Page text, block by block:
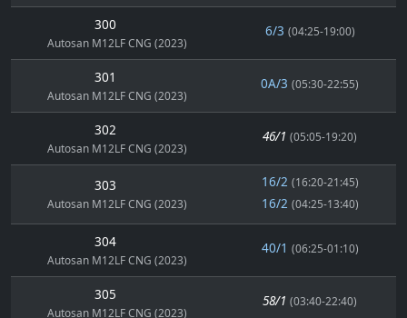
300
Autosan M12LF CNG (2023)
6/3 (04:25-19:00)
301
Autosan M12LF CNG (2023)
0A/3 (05:30-22:55)
302
Autosan M12LF CNG (2023)
46/1 (05:05-19:20)
303
Autosan M12LF CNG (2023)
16/2 (16:20-21:45)
16/2 (04:25-13:40)
304
Autosan M12LF CNG (2023)
40/1 (06:25-01:10)
305
Autosan M12LF CNG (2023)
58/1 (03:40-22:40)